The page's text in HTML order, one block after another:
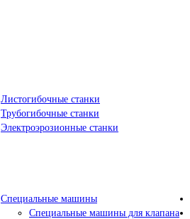
Листогибочные станки
Трубогибочные станки
Электроэрозионные станки
Специальные машины
Специальные машины для клапана